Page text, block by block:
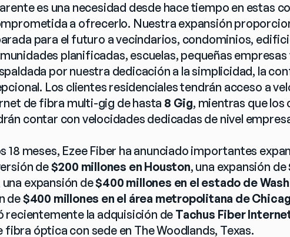
es una necesidad desde hace tiempo en estas
a ofrecerlo. Nuestra expansión
para el futuro a vecindarios, condominios,
planificadas, escuelas, pequeñas empresas
por nuestra dedicación a la simplicidad, la
Los clientes residenciales tendrán acceso a
de fibra multi-gig de hasta 8 Gig, mientras que los
contar con velocidades dedicadas de nivel
18 meses, Ezee Fiber ha anunciado importantes
de $200 millones en Houston, una expansión de
una expansión de $400 millones en el estado de
de $400 millones en el área metropolitana de
recientemente la adquisición de Tachus Fiber
fibra óptica con sede en The Woodlands, Texas.